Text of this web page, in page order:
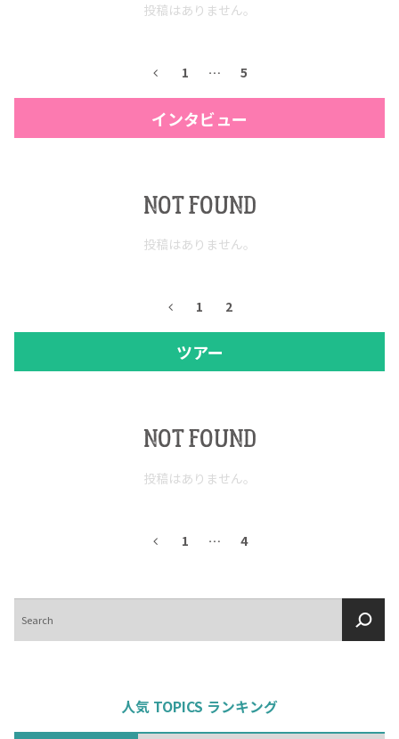
投稿はありません。
1 … 5
インタビュー
NOT FOUND
投稿はありません。
1 2
ツアー
NOT FOUND
投稿はありません。
1 … 4
索
人気 TOPICS ランキング